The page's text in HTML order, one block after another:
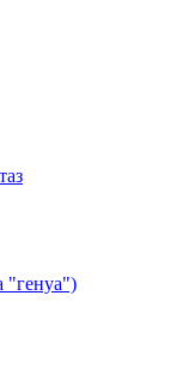
"генуа")